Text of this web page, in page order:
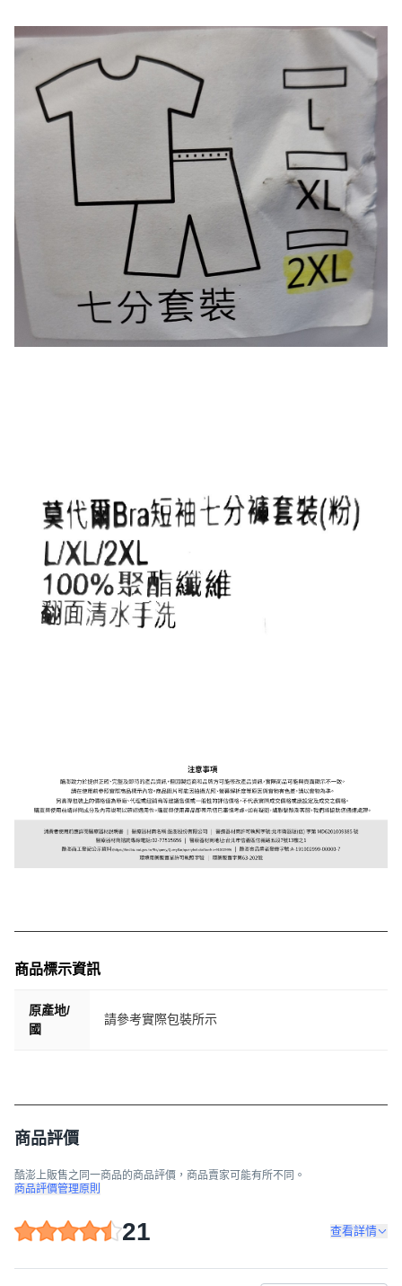
商品標示資訊
原產地/
國
請參考實際包裝所示
商品評價
酷澎上販售之同一商品的商品評價，商品賣家可能有所不同。
商品評價管理原則
21 查看詳情